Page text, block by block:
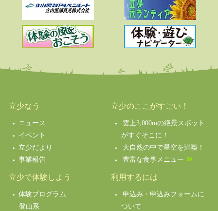
立少なう
ニュース
イベント
立少だより
事業報告
立少のここがすごい！
雲上3,000mの絶景スポット
がすぐそこに！
大自然の中で星空を満喫！
豊富な食事メニュー
立少で体験しよう
体験プログラム
登山系
利用するには
申込み・申込みフォームに
ついて